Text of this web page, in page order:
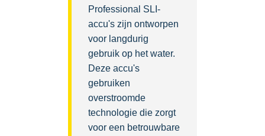
Professional SLI-
accu's zijn ontworpen
voor langdurig
gebruik op het water.
Deze accu's
gebruiken
overstroomde
technologie die zorgt
voor een betrouwbare